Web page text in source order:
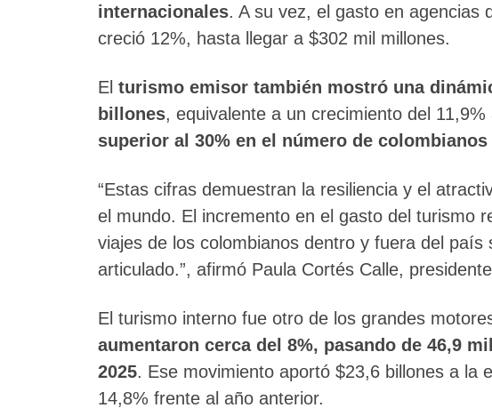
internacionales. A su vez, el gasto en agencias
creció 12%, hasta llegar a $302 mil millones.
El turismo emisor también mostró una
billones, equivalente a un crecimiento del
superior al 30% en el número de
“Estas cifras demuestran la resiliencia y el
el mundo. El incremento en el gasto del turismo
viajes de los colombianos dentro y fuera del
articulado.”, afirmó Paula Cortés Calle,
El turismo interno fue otro de los grandes
aumentaron cerca del 8%, pasando de 46,9
2025. Ese movimiento aportó $23,6 billones a la
14,8% frente al año anterior.